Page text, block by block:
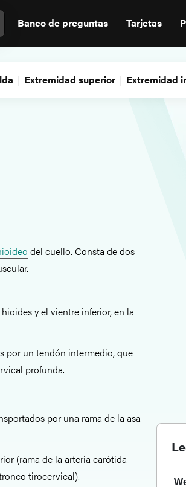
Banco de preguntas Tarjetas
Extremidad superior Extremidad
del cuello. Consta de dos
y el vientre inferior, en la
por un tendón intermedio, que
profunda.
por una rama de la asa
(rama de la arteria carótida
tirocervical).